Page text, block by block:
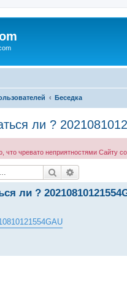
Беседка
ли ?
что чревато неприятностями Сайту
Поиск
ли ?